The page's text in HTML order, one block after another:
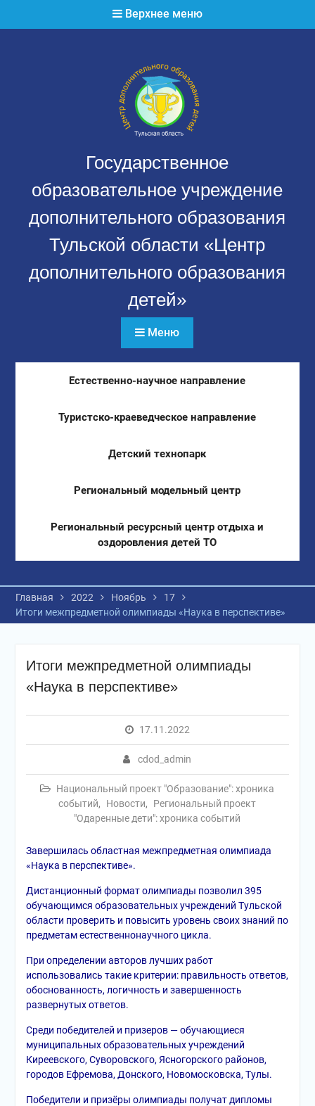
Верхнее меню
Государственное
образовательное учреждение
дополнительного образования
Тульской области «Центр
дополнительного образования
детей»
Меню
Естественно-научное направление
Туристско-краеведческое направление
Детский технопарк
Региональный модельный центр
Региональный ресурсный центр отдыха и
оздоровления детей ТО
Главная 2022 Ноябрь
17
Итоги межпредметной олимпиады «Наука в перспективе»
Итоги межпредметной олимпиады
«Наука в перспективе»
17.11.2022
cdod_admin
Национальный проект "Образование": хроника
событий, Новости,
Региональный проект
"Одаренные дети": хроника событий
Завершилась областная межпредметная олимпиада
«Наука в перспективе».
Дистанционный формат олимпиады позволил 395
обучающимся образовательных учреждений Тульской
области проверить и повысить уровень своих знаний по
предметам естественнонаучного цикла.
При определении авторов лучших работ
использовались такие критерии: правильность ответов,
обоснованность, логичность и завершенность
развернутых ответов.
Среди победителей и призеров — обучающиеся
муниципальных образовательных учреждений
Киреевского, Суворовского, Ясногорского районов,
городов Ефремова, Донского, Новомосковска, Тулы.
Победители и призёры олимпиады получат дипломы